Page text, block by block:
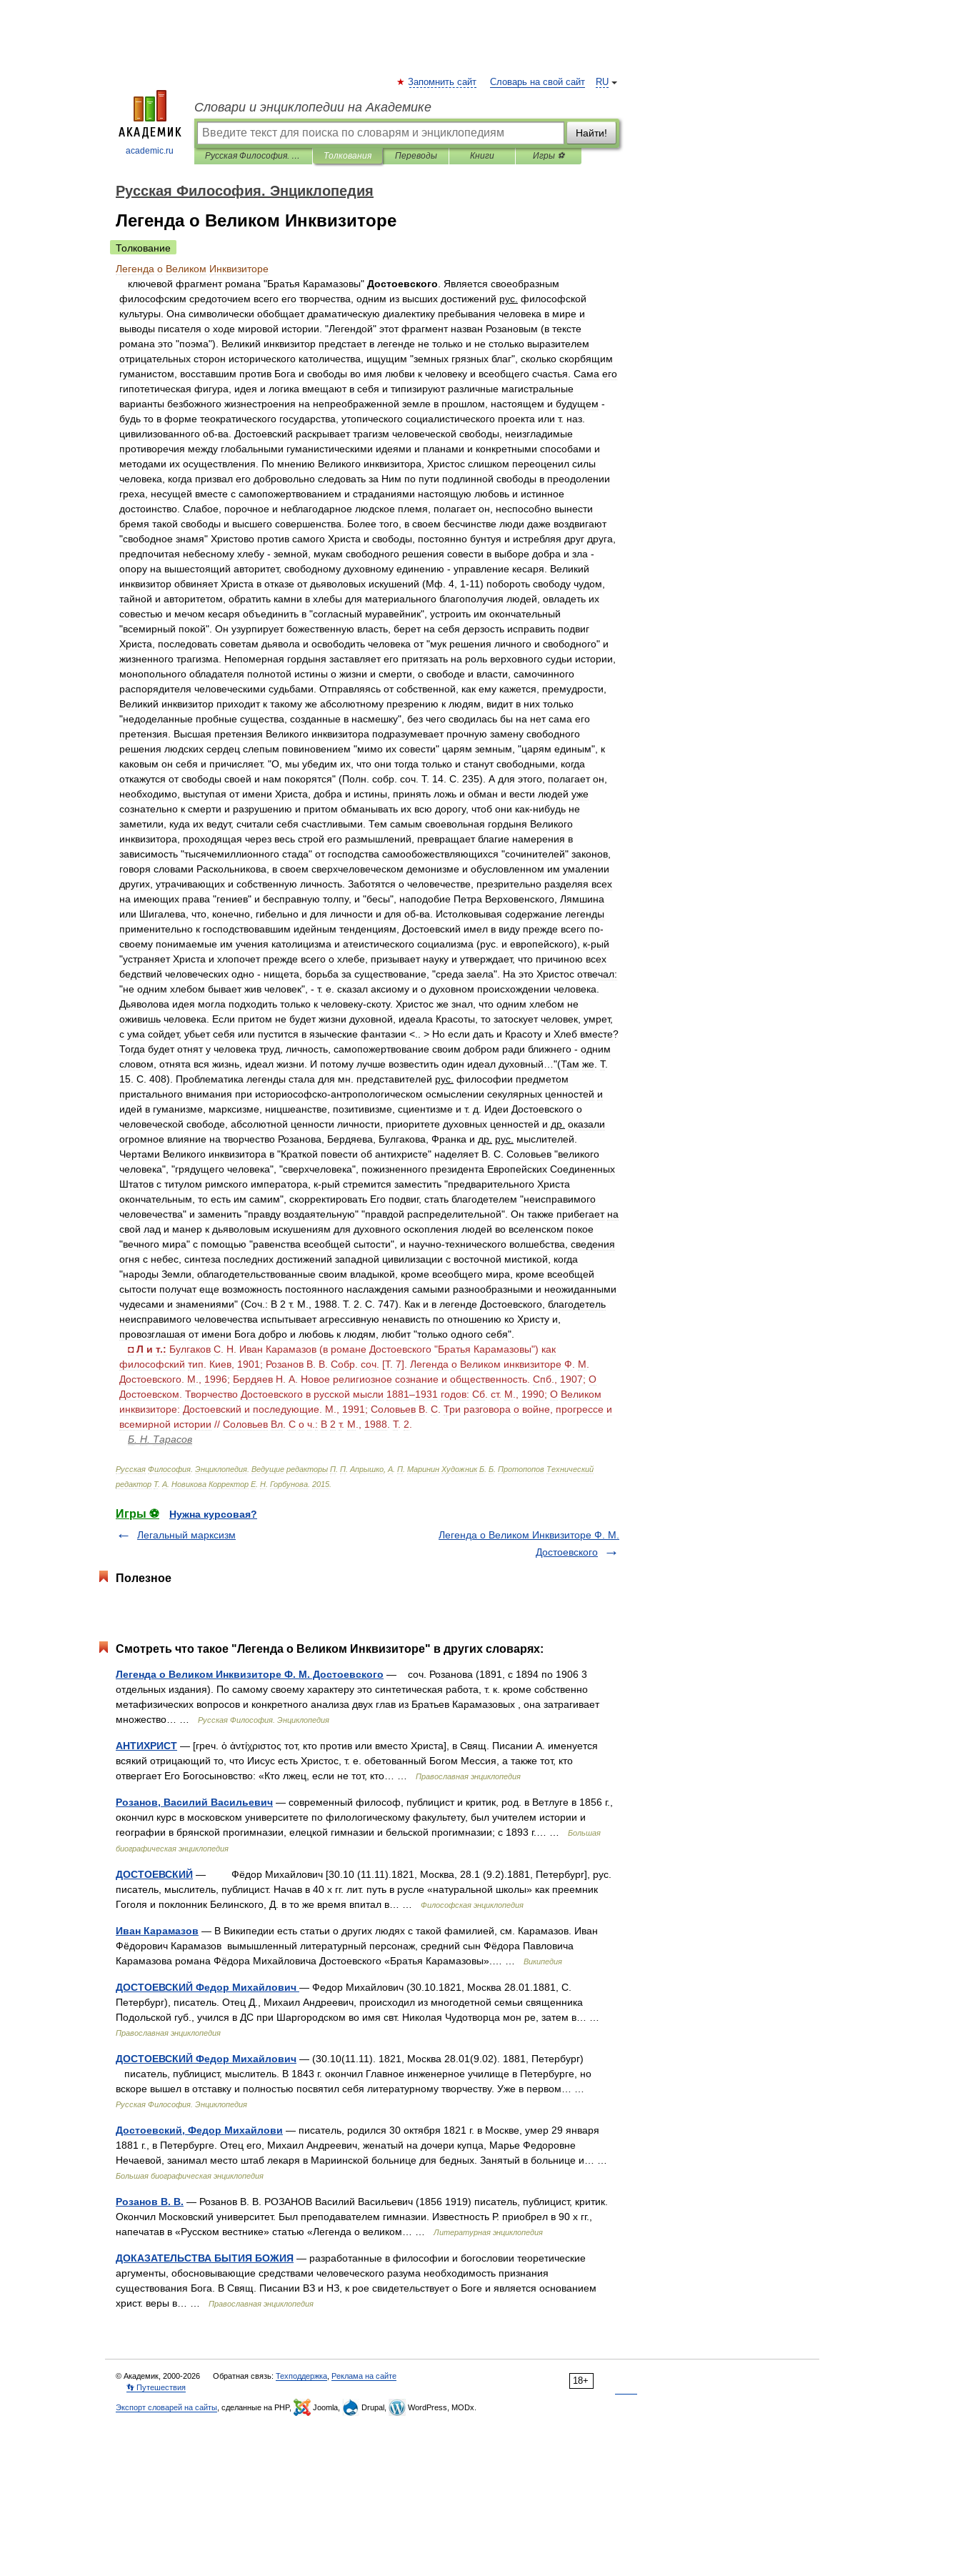
academic.ru
RU
Запомнить сайт Словарь на свой сайт
Словари и энциклопедии на Академике
Найти!
Русская Философия. Энциклопедия Толкования Переводы Книги Игры ⚽
Русская Философия. Энциклопедия
Легенда о Великом Инквизиторе
Толкование
Легенда о Великом Инквизиторе
ключевой фрагмент романа "Братья Карамазовы" Достоевского Является своеобразным
философским средоточием всего его творчества одним из высших достижений рус философской
культуры Она символически обобщает драматическую диалектику пребывания человека в мире и
выводы писателя о ходе мировой истории . "Легендой" этот фрагмент назван Розановым (в тексте
романа это "поэма"). Великий инквизитор предстает в легенде не только и не столько выразителем
отрицательных сторон исторического католичества ищущим "земных грязных благ", сколько скорбящим
гуманистом
восставшим против Бога и свободы во имя любви к человеку и всеобщего счастья Сама его
гипотетическая фигура идея и логика вмещают в себя и типизируют различные магистральные
варианты безбожного жизнестроения на непреображенной земле в прошлом настоящем и будущем -
будь то в форме теократического государства утопического социалистического проекта или т. наз
цивилизованного об-ва Достоевский раскрывает трагизм человеческой свободы неизгладимые
противоречия между глобальными гуманистическими идеями и планами и конкретными способами и
методами их осуществления По мнению Великого инквизитора Христос слишком переоценил силы
человека
когда призвал его добровольно следовать за Ним по пути подлинной свободы в преодолении
греха
несущей вместе с самопожертвованием и страданиями настоящую любовь и истинное
достоинство Слабое порочное и неблагодарное людское племя полагает он неспособно вынести
бремя такой свободы и высшего совершенства Более того в своем бесчинстве люди даже воздвигают
"свободное знамя" Христово против самого Христа и свободы постоянно бунтуя и истребляя друг друга
предпочитая небесному хлебу - земной мукам свободного решения совести в выборе добра и зла -
опору на вышестоящий авторитет, свободному духовному единению - управление кесаря
Великий
инквизитор обвиняет Христа в отказе от дьяволовых искушений (Мф 4 1-11) побороть свободу чудом
тайной и авторитетом обратить камни в хлебы для материального благополучия людей овладеть их
совестью и мечом кесаря объединить в "согласный муравейник", устроить им окончательный
"всемирный покой". Он узурпирует божественную власть берет на себя дерзость исправить подвиг
Христа
последовать советам дьявола и освободить человека от"мук решения личного и свободного" и
жизненного трагизма Непомерная гордыня заставляет его притязать на роль верховного судьи истории
монопольного обладателя полнотой истины о жизни и смерти о свободе и власти самочинного
распорядителя человеческими судьбами Отправляясь от собственной как ему кажется премудрости
Великий инквизитор приходит к такому же абсолютному презрению к людям видит в них только
"недоделанные пробные существа созданные в насмешку", без чего сводилась бы на нет сама его
претензия
Высшая претензия Великого инквизитора подразумевает прочную замену свободного
решения людских сердец слепым повиновением "мимо их совести" царям земным , "царям единым", к
каковым он себя и причисляет. "О мы убедим их что они тогда только и станут свободными
когда
откажутся от свободы своей и нам покорятся" (Полн собр соч Т. 14 С 235). А для этого полагает он
необходимо выступая от имени Христа добра и истины принять ложь и обман и вести людей уже
сознательно к смерти и разрушению и притом обманывать их всю дорогу, чтоб они как-нибудь не
заметили
куда их ведут, считали себя счастливыми Тем самым своевольная гордыня Великого
инквизитора
проходящая через весь строй его размышлений превращает благие намерения в
зависимость "тысячемиллионного стада" от господства самообожествляющихся "сочинителей" законов
говоря словами Раскольникова в своем сверхчеловеческом демонизме и обусловленном им умалении
других утрачивающих и собственную личность Заботятся о человечестве презрительно разделяя всех
на имеющих права "гениев" и бесправную толпу, и "бесы", наподобие Петра Верховенского Лямшина
или Шигалева что конечно гибельно и для личности и для об-ва Истолковывая содержание легенды
применительно к господствовавшим идейным тенденциям Достоевский имел в виду прежде всего по-
своему понимаемые им учения католицизма и атеистического социализма (рус и европейского), к-рый
"устраняет Христа и хлопочет прежде всего о хлебе призывает науку и утверждает, что причиною всех
бедствий человеческих одно - нищета борьба за существование , "среда заела". На это Христос отвечал:
"не одним хлебом бывает жив человек", - т. е сказал аксиому и о духовном происхождении человека
Дьяволова идея могла подходить только к человеку-скоту. Христос же знал что одним хлебом не
оживишь человека Если притом не будет жизни духовной идеала Красоты то затоскует человек умрет,
с ума сойдет, убьет себя или пустится в языческие фантазии <.. > Но если дать и Красоту и Хлеб вместе?
Тогда будет отнят у человека труд личность самопожертвование своим добром ради ближнего - одним
словом отнята вся жизнь идеал жизни И потому лучше возвестить один идеал духовный …"(Там же Т.
15 С 408). Проблематика легенды стала для мн представителей рус философии предметом
пристального внимания при историософско-антропологическом осмыслении секулярных ценностей и
идей в гуманизме марксизме ницшеанстве позитивизме сциентизме и т. д Идеи Достоевского о
человеческой свободе абсолютной ценности личности приоритете духовных ценностей и др оказали
огромное влияние на творчество Розанова Бердяева Булгакова Франка и др рус мыслителей
Чертами Великого инквизитора в "Краткой повести об антихристе" наделяет В С Соловьев "великого
человека", "грядущего человека", "сверхчеловека", пожизненного президента Европейских Соединенных
Штатов с титулом римского императора к-рый стремится заместить "предварительного Христа
окончательным то есть им самим", скорректировать Его подвиг, стать благодетелем "неисправимого
человечества" и заменить "правду воздаятельную" "правдой распределительной". Он также прибегает на
свой лад и манер к дьяволовым искушениям для духовного оскопления людей во вселенском покое
"вечного мира" с помощью "равенства всеобщей сытости", и научно-технического волшебства сведения
огня с небес синтеза последних достижений западной цивилизации с восточной мистикой
когда
"народы Земли облагодетельствованные своим владыкой кроме всеобщего мира кроме всеобщей
сытости получат еще возможность постоянного наслаждения самыми разнообразными и неожиданными
чудесами и знамениями" (Соч : В 2 т. М 1988 Т. 2 С 747). Как и в легенде Достоевского благодетель
неисправимого человечества испытывает агрессивную ненависть по отношению ко Христу и
провозглашая от имени Бога добро и любовь к людям любит"только одного себя".
◘ Л и т.: Булгаков С Н Иван Карамазов (в романе Достоевского "Братья Карамазовы") как
философский тип Киев 1901 ; Розанов В В Собр соч . [Т. 7]. Легенда о Великом инквизиторе Ф М
Достоевского М 1996; Бердяев Н А Новое религиозное сознание и общественность Спб 1907; О
Достоевском Творчество Достоевского в русской мысли 1881–1931 годов: Сб ст. М 1990; О Великом
инквизиторе: Достоевский и последующие М 1991 ; Соловьев В С Три разговора о войне прогрессе и
всемирной истории // Соловьев Вл С о ч : В 2 т. М 1988 Т. 2
Б Н Тарасов
Русская Философия Энциклопедия Ведущие редакторы П П Апрышко А П Маринин Художник Б Б Протопопов Технический
редактор Т. А Новикова Корректор Е. Н Горбунова 2015
Игры ⚽
Нужна курсовая?
Легальный марксизм
Легенда о Великом Инквизиторе Ф. М.
Достоевского
Полезное
Смотреть что такое "Легенда о Великом Инквизиторе" в других словарях:
Легенда о Великом Инквизиторе Ф. М. Достоевского — соч. Розанова (1891, с 1894 по 1906 3
отдельных издания). По самому своему характеру это синтетическая работа, т. к. кроме собственно
метафизических вопросов и конкретного анализа двух глав из Братьев Карамазовых , она затрагивает
множество… …
Русская Философия. Энциклопедия
АНТИХРИСТ — [греч. ὁ ἀντίχριστος тот, кто против или вместо Христа], в Свящ. Писании А. именуется
всякий отрицающий то, что Иисус есть Христос, т. е. обетованный Богом Мессия, а также тот, кто
отвергает Его Богосыновство: «Кто лжец, если не тот, кто… …
Православная энциклопедия
Розанов, Василий Васильевич — современный философ, публицист и критик, род. в Ветлуге в 1856 г.,
окончил курс в московском университете по филологическому факультету, был учителем истории и
географии в брянской прогимназии, елецкой гимназии и бельской прогимназии; с 1893 г.… …
Большая
биографическая энциклопедия
ДОСТОЕВСКИЙ — Фёдор Михайлович [30.10 (11.11).1821, Москва, 28.1 (9.2).1881, Петербург], рус.
писатель, мыслитель, публицист. Начав в 40 х гг. лит. путь в русле «натуральной школы» как преемник
Гоголя и поклонник Белинского, Д. в то же время впитал в… …
Философская энциклопедия
Иван Карамазов — В Википедии есть статьи о других людях с такой фамилией, см. Карамазов. Иван
Фёдорович Карамазов вымышленный литературный персонаж, средний сын Фёдора Павловича
Карамазова романа Фёдора Михайловича Достоевского «Братья Карамазовы».… …
Википедия
ДОСТОЕВСКИЙ Федор Михайлович — Федор Михайлович (30.10.1821, Москва 28.01.1881, С.
Петербург), писатель. Отец Д., Михаил Андреевич, происходил из многодетной семьи священника
Подольской губ., учился в ДС при Шаргородском во имя свт. Николая Чудотворца мон ре, затем в… …
Православная энциклопедия
ДОСТОЕВСКИЙ Федор Михайлович — (30.10(11.11). 1821, Москва 28.01(9.02). 1881, Петербург)
писатель, публицист, мыслитель. В 1843 г. окончил Главное инженерное училище в Петербурге, но
вскоре вышел в отставку и полностью посвятил себя литературному творчеству. Уже в первом… …
Русская Философия. Энциклопедия
Достоевский, Федор Михайлови — писатель, родился 30 октября 1821 г. в Москве, умер 29 января
1881 г., в Петербурге. Отец его, Михаил Андреевич, женатый на дочери купца, Марье Федоровне
Нечаевой, занимал место штаб лекаря в Мариинской больнице для бедных. Занятый в больнице и… …
Большая биографическая энциклопедия
Розанов В. В. — Розанов В. В. РОЗАНОВ Василий Васильевич (1856 1919) писатель, публицист, критик.
Окончил Московский университет. Был преподавателем гимназии. Известность Р. приобрел в 90 х гг.,
напечатав в «Русском вестнике» статью «Легенда о великом… …
Литературная энциклопедия
ДОКАЗАТЕЛЬСТВА БЫТИЯ БОЖИЯ — разработанные в философии и богословии теоретические
аргументы, обосновывающие средствами человеческого разума необходимость признания
существования Бога. В Свящ. Писании ВЗ и НЗ, к рое свидетельствует о Боге и является основанием
христ. веры в… …
Православная энциклопедия
18+
© Академик, 2000-2026 Обратная связь: Техподдержка Реклама на сайте
👣 Путешествия
Экспорт словарей на сайты , сделанные на PHP, Joomla, Drupal, WordPress, MODx.